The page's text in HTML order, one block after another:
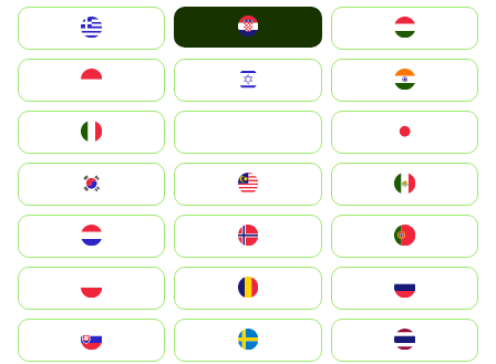
Magyarország
South Korea